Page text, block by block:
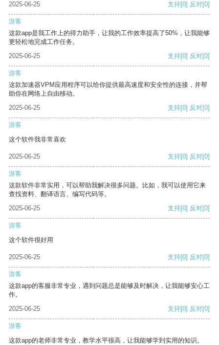
2025-06-25 支持[0] 反对[0]
游客
这款app是我工作上的得力助手，让我的工作效率提高了50%，让我能够
更轻松地完成工作任务。
2025-06-25
支持[0] 反对[0]
游客
这款加速器VPM应用程序可以给你提供最高速度和安全性的连接，并帮
助你在网络上自由移动。
2025-06-25
支持[0] 反对[0]
游客
这个软件我非常喜欢
2025-06-25 支持[0] 反对[0]
游客
这款软件非常实用，可以帮助我解决很多问题。比如，我可以使用它来
查找资料、翻译语言、编写代码等。
2025-06-25
支持[0] 反对[0]
游客
这个软件很好用
2025-06-25 支持[0] 反对[0]
游客
这款app的客服非常专业，遇到问题总是能够及时解决，让我能够安心工
作。
2025-06-25
支持[0] 反对[0]
游客
这款app的老师非常专业，教学水平很高，让我能够学到实用的知识。